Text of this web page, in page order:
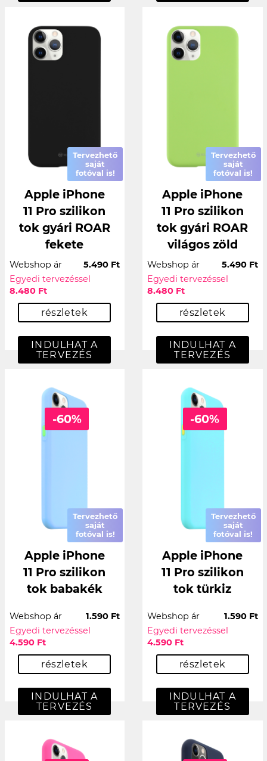
Tervezhető
saját
fotóval is!
Apple iPhone
11 Pro szilikon
tok gyári ROAR
fekete
Webshop ár
5.490 Ft
Egyedi tervezéssel
8.480 Ft
részletek
INDULHAT A
TERVEZÉS
Tervezhető
saját
fotóval is!
Apple iPhone
11 Pro szilikon
tok gyári ROAR
világos zöld
Webshop ár
5.490 Ft
Egyedi tervezéssel
8.480 Ft
részletek
INDULHAT A
TERVEZÉS
-60%
Tervezhető
saját
fotóval is!
Apple iPhone
11 Pro szilikon
tok babakék
Webshop ár
1.590 Ft
Egyedi tervezéssel
4.590 Ft
részletek
INDULHAT A
TERVEZÉS
-60%
Tervezhető
saját
fotóval is!
Apple iPhone
11 Pro szilikon
tok türkiz
Webshop ár
1.590 Ft
Egyedi tervezéssel
4.590 Ft
részletek
INDULHAT A
TERVEZÉS